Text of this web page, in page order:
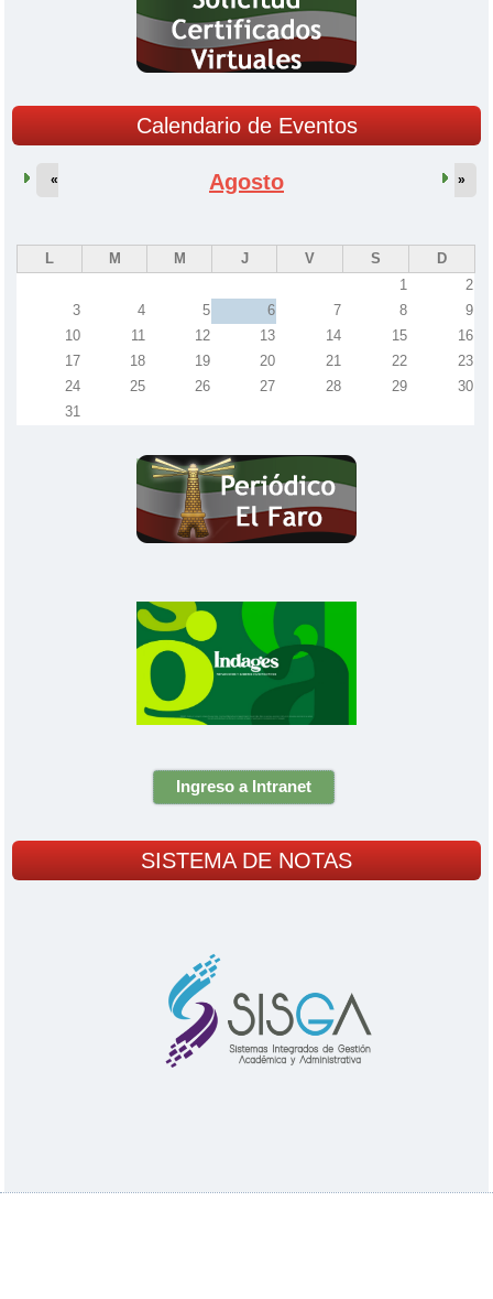
Calendario de Eventos
Agosto
« »
L M M J V S
D
1
2
3
4 5 6 7 8
9
10
11 12 13 14 15
16
17
18 19 20 21 22
23
24
25 26 27 28 29
30
31
Ingreso a Intranet
SISTEMA DE NOTAS